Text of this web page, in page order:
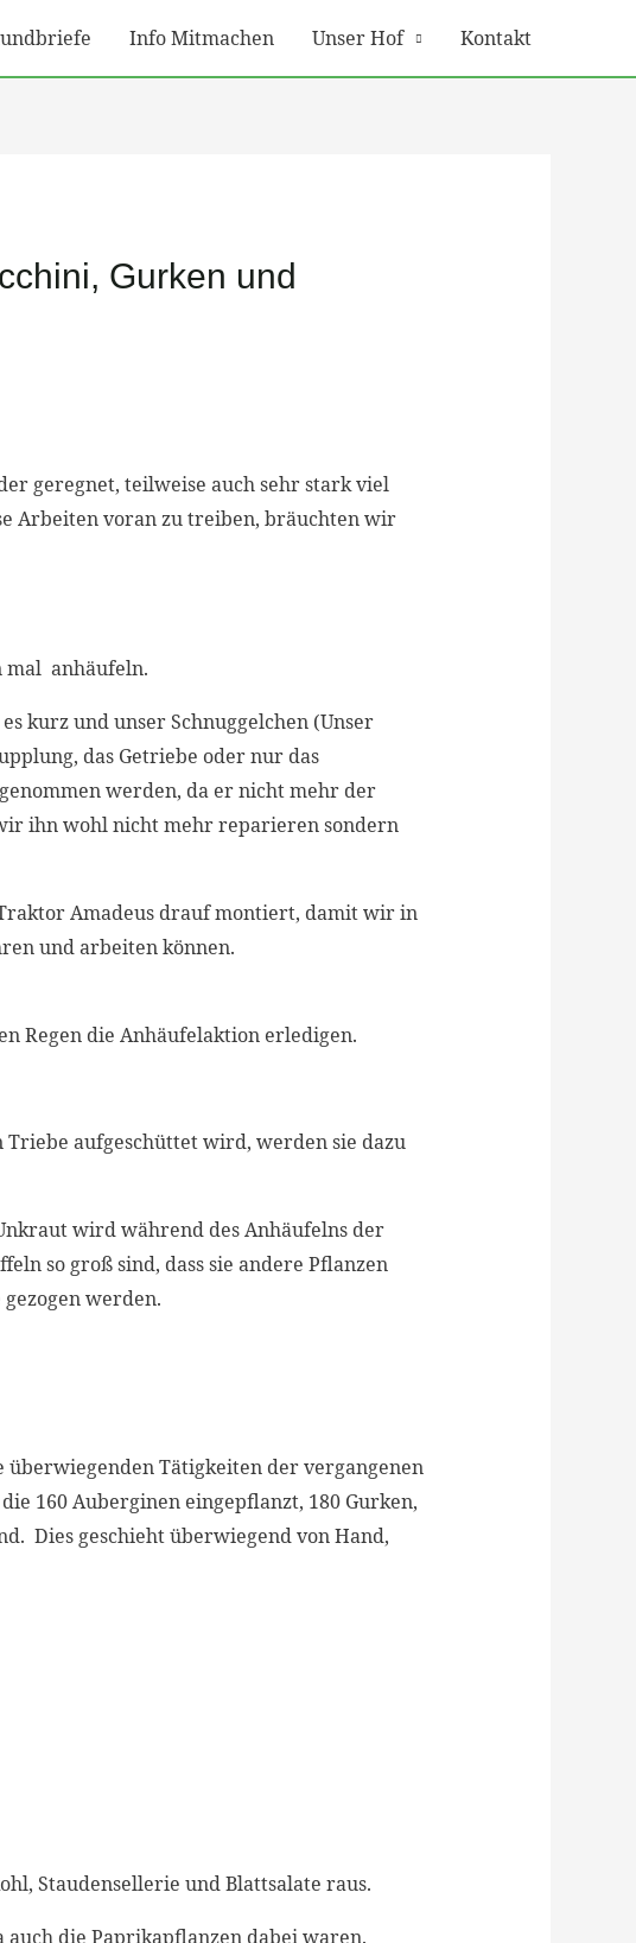
Info Mitmachen Unser Hof Kontakt
Gurken und
geregnet, teilweise auch sehr stark viel
Arbeiten voran zu treiben, bräuchten wir
mal anhäufeln.
kurz und unser Schnuggelchen (Unser
das Getriebe oder nur das
werden, da er nicht mehr der
ihn wohl nicht mehr reparieren sondern
Amadeus drauf montiert, damit wir in
und arbeiten können.
Regen die Anhäufelaktion erledigen.
aufgeschüttet wird, werden sie dazu
wird während des Anhäufelns der
so groß sind, dass sie andere Pflanzen
werden.
Tätigkeiten der vergangenen
160 Auberginen eingepflanzt, 180 Gurken,
Dies geschieht überwiegend von Hand,
Staudensellerie und Blattsalate raus.
die Paprikapflanzen dabei waren.